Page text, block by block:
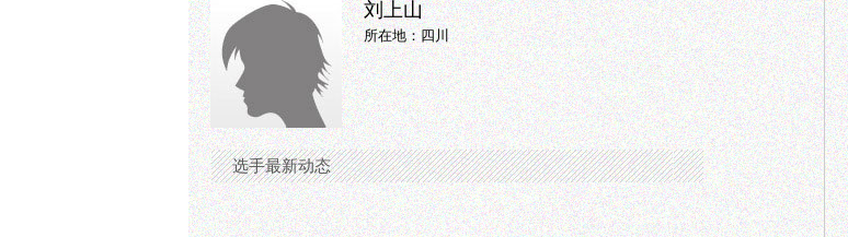
刘上山
所在地：四川
选手最新动态